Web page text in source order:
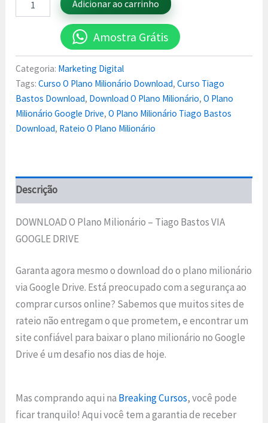
Adicionar ao carrinho
Amostra Grátis
Categoria: Marketing Digital
Tags:Curso O Plano Milionário Download,Curso Tiago
Bastos Download, Download O Plano Milionário,O Plano
Milionário Google Drive,O Plano Milionário Tiago Bastos
Download, Rateio O Plano Milionário
Descrição
DOWNLOAD O Plano Milionário – Tiago Bastos VIA
GOOGLE DRIVE
Garanta agora mesmo o download do o plano milionário
via Google Drive. Está preocupado com a segurança ao
comprar cursos online? Sabemos que muitos sites de
rateio não entregam o que prometem, e encontrar um
site confiável para baixar o plano milionário no Google
Drive é um desafio nos dias de hoje.
Mas comprando aqui na Breaking Cursos, você pode
ficar tranquilo! Aqui você tem a garantia de receber